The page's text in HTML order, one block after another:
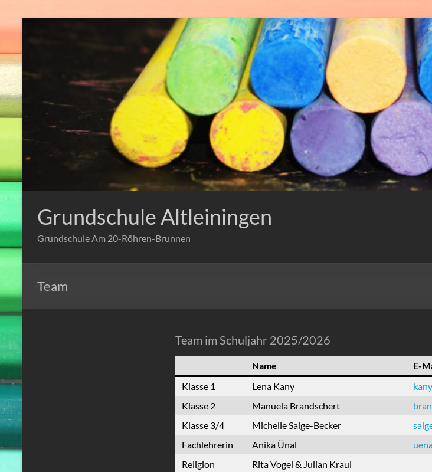
Grundschule Altleiningen
Grundschule Am 20-Röhren-Brunnen
Team
Team im Schuljahr 2025/2026
Name E-
Klasse 1
Lena Kany
Klasse 2
Manuela Brandschert
Klasse 3/4
Michelle Salge-Becker
Fachlehrerin
Anika Ünal
Religion
Rita Vogel & Julian Kraul